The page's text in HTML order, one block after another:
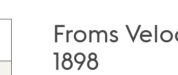
Froms
1898